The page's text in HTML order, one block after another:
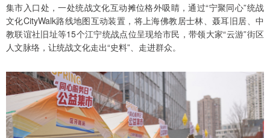
集市入口处，一处统战文化互动摊位格外吸睛，通过“宁聚同心”统战
文化CityWalk路线地图互动装置，将上海佛教居士林、聂耳旧居、中
教联谊社旧址等15个江宁统战点位呈现给市民，带领大家“云游”街区
人文脉络，让统战文化走出“史料”、走进群众。